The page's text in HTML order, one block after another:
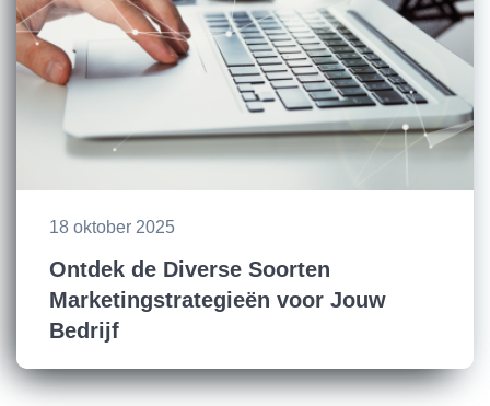
18 oktober 2025
Ontdek de Diverse Soorten
Marketingstrategieën voor Jouw
Bedrijf